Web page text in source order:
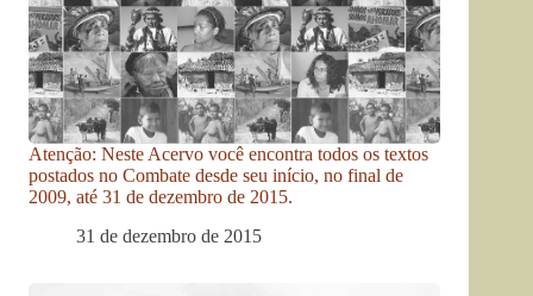
Atenção: Neste Acervo você encontra todos os textos
postados no Combate desde seu início, no final de
2009, até 31 de dezembro de 2015.
31 de dezembro de 2015